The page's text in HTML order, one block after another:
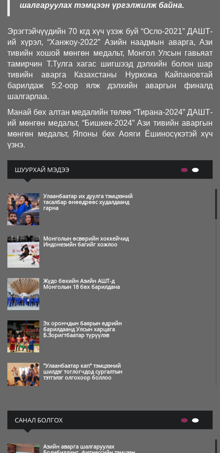
шалгаруулах тэмцээн үргэлжилж байна.
Эрэгтэйчүүдийн 70 кгд хүч үзэж буй “Осло-2021” ДАШТ-
ий хүрэл, “Ханжоу-2022” Азийн наадмын аварга, Ази
тивийн хошой мөнгөн медальт, Монгол Улсын гавьяат
тамирчин Т.Тулга хагас шигшээд дэлхийн болон шар
тивийн аварга Казахстаны Нуркожа Кайпановтай
барилдаж 5:2-оор ялж дэлхийн аваргын финалд
шалгарлаа.
Манай бөх алтан медалийн төлөө “Тирана-2024” ДАШТ-
ий мөнгөн медальт, “Бишкек-2024” Ази тивийн аваргын
мөнгөн медальт, Японы бөх Аояги Ёшиносүкэтэй хүч
үзнэ.
ШУУРХАЙ МЭДЭЭ
Улаанбаатар их дуулга тэмцээний
тасалбар өнөөдрөөс худалдаанд
гарна
Монголын өсвөрийн хоккейчид
Индонезийн багийг хожлоо
Жүдо бөхийн Азийн АШТ-д
Монголын 18 бөх барилдана
Эх орончдын баярын өдрийн
барилдаанд Улсын харцага
Б.Зоригтбаатар түрүүлэв
"Улаанбаатар кап” тэмцээний
шилдэг тоглогчдод сургалтын
тэтгэлэг олгохоор боллоо
өндөрлөлөө
Өвлийн олимпын нээлт бямба
САНАЛ БОЛГОХ
Азийн аварга шалгаруулах